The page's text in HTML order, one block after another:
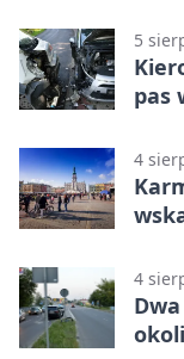
5
pas
4
4